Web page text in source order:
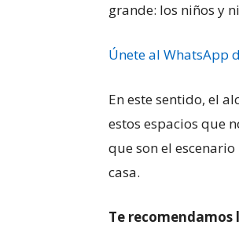
grande: los niños y
Únete al WhatsApp
En este sentido, el
estos espacios que
que son el
casa.
Te recomendamos